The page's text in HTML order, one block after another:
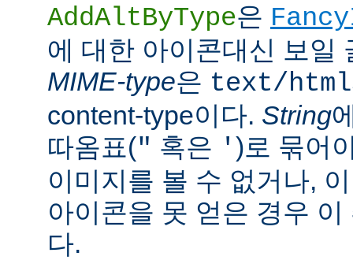
AddAltByType은
에 대한 아이콘대신 보일
MIME-type은 text/html
content-type이다. String
따옴표(" 혹은 ' )로 묶어
이미지를 볼 수 없거나,
아이콘을 못 얻은 경우
다.